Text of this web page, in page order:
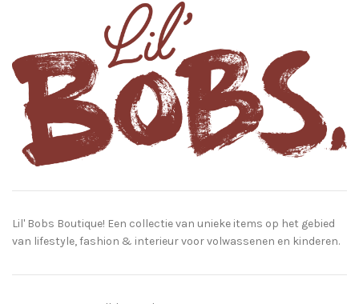
Lil' Bobs Boutique! Een collectie van unieke items op het gebied
van lifestyle, fashion & interieur voor volwassenen en kinderen.